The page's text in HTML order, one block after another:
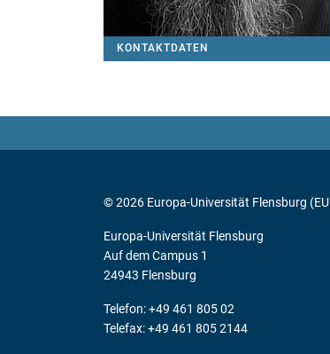
KONTAKTDATEN
© 2026 Europa-Universität Flensburg
Europa-Universität Flensburg
Auf dem Campus 1
24943 Flensburg
Telefon: +49 461 805 02
Telefax: +49 461 805 2144